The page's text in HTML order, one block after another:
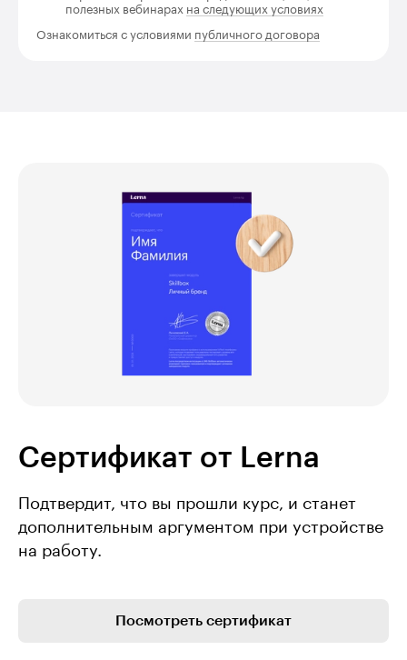
полезных вебинарах на следующих условиях
Ознакомиться с условиями публичного договора
Сертификат от Lerna
Подтвердит, что вы прошли курс, и станет
дополнительным аргументом при устройстве
на работу.
Посмотреть сертификат